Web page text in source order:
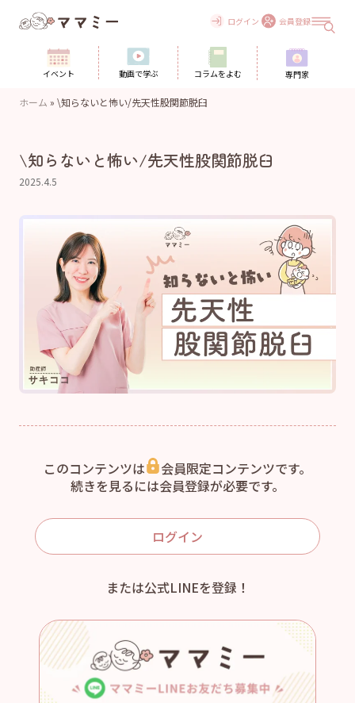
ログイン 会員登録
イベント 動画で学ぶ コラムをよむ 専門家
ホーム » \知らないと怖い/先天性股関節脱臼
\知らないと怖い/先天性股関節脱臼
2025.4.5
このコンテンツは
会員限定コンテンツです。
続きを見るには会員登録が必要です。
ログイン
または公式LINEを登録！